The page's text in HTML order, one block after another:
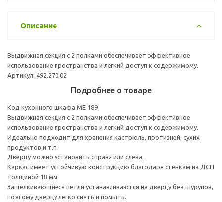
Описание
Выдвижная секция с 2 полками обеспечивает эффективное
использование пространства и легкий доступ к содержимому.
Артикул: 492.270.02
Подробнее о товаре
Код кухонного шкафа ME 189
Выдвижная секция с 2 полками обеспечивает эффективное
использование пространства и легкий доступ к содержимому.
Идеально подходит для хранения кастрюль, противней, сухих
продуктов и т.п.
Дверцу можно установить справа или слева.
Каркас имеет устойчивую конструкцию благодаря стенкам из ДСП
толщиной 18 мм.
Защелкивающиеся петли устанавливаются на дверцу без шурупов,
поэтому дверцу легко снять и помыть.